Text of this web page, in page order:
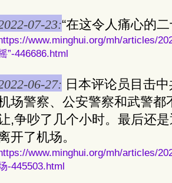
07-23:“在这令人痛心的
www.minghui.org/mh/articles/
”-446686.html
06-27: 日本评论员目击
场警察、公安警察和武警
,争吵了几个小时。最后还
开了机场。
www.minghui.org/mh/articles/
-445503.html